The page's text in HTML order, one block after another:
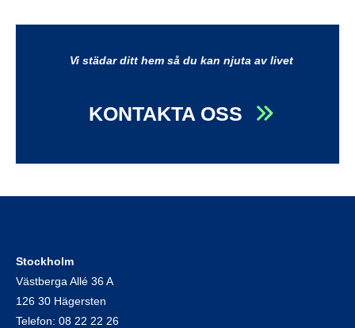
Vi städar ditt hem så du kan njuta av livet
KONTAKTA OSS
Stockholm
Västberga Allé 36 A
126 30 Hägersten
Telefon: 08 22 22 26